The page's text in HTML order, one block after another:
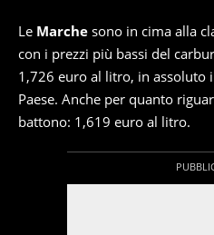
Le Marche sono in cima alla
con i prezzi più bassi del
1,726 euro al litro, in assoluto
Paese. Anche per quanto
battono: 1,619 euro al litro.